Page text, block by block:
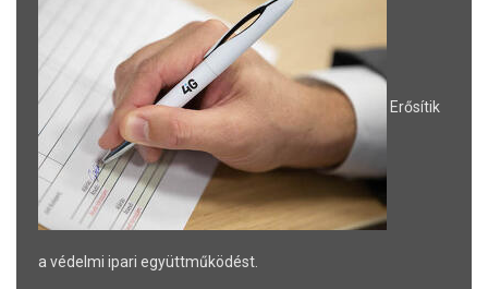
Erősítik
a védelmi ipari együttműködést.